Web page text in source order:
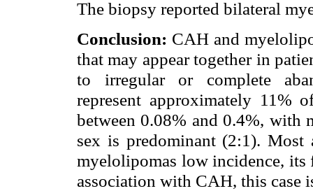
The biopsy reported bilateral
Conclusion: CAH and
that may appear together in
to irregular or complete
represent approximately 11%
between 0.08% and 0.4%, with
sex is predominant (2:1).
myelolipomas low incidence,
association with CAH, this case